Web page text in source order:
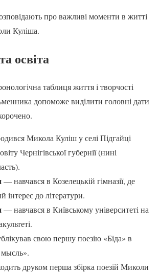
про важливі моменти в житті
Куліша.
освіта
таблиця життя і творчості
допоможе виділити головні дати
Микола Куліш у селі Підгайці
Чернігівської губернії (нині
— навчався в Козелецькій гімназії, де
інтерес до літератури.
— навчався в Київському університеті на
свою першу поезію «Біда» в
мысль».
друком перша збірка поезій Миколи